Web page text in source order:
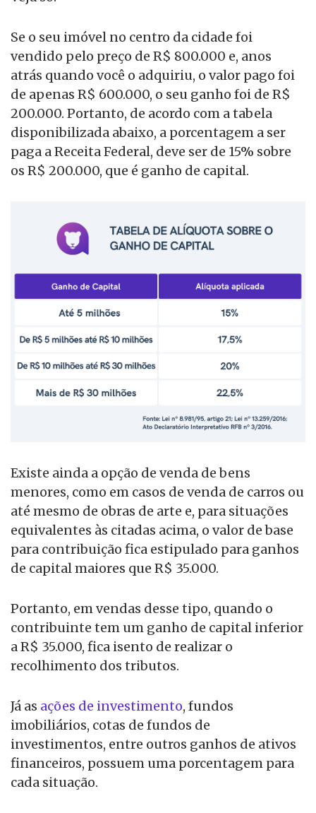
Se o seu imóvel no centro da cidade foi
vendido pelo preço de R$ 800.000 e, anos
atrás quando você o adquiriu, o valor pago foi
de apenas R$ 600.000, o seu ganho foi de R$
200.000. Portanto, de acordo com a tabela
disponibilizada abaixo, a porcentagem a ser
paga a Receita Federal, deve ser de 15% sobre
os R$ 200.000, que é ganho de capital.
Existe ainda a opção de venda de bens
menores, como em casos de venda de carros ou
até mesmo de obras de arte e, para situações
equivalentes às citadas acima, o valor de base
para contribuição fica estipulado para ganhos
de capital maiores que R$ 35.000.
Portanto, em vendas desse tipo, quando o
contribuinte tem um ganho de capital inferior
a R$ 35.000, fica isento de realizar o
recolhimento dos tributos.
Já as ações de investimento, fundos
imobiliários, cotas de fundos de
investimentos, entre outros ganhos de ativos
financeiros, possuem uma porcentagem para
cada situação.